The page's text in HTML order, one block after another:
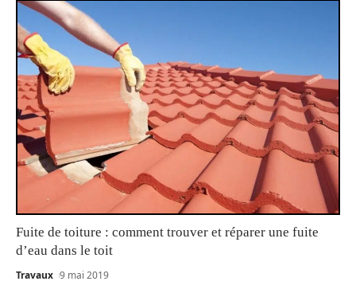
Fuite de toiture : comment trouver et réparer une fuite
d’eau dans le toit
Travaux 9 mai 2019